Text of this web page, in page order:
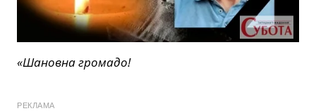
«Шановна громадо!
РЕКЛАМА